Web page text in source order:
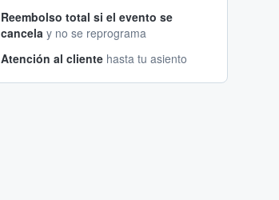
Reembolso total si el evento se
cancela y no se reprograma
Atención al cliente hasta tu asiento